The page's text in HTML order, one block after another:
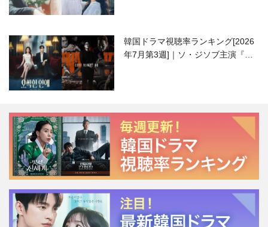
韓国ドラマ視聴率ランキング[2026
年7月第3週]｜ソ・ジソブ主演『エ